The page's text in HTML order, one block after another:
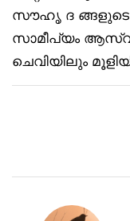
സൗഹൃ ദ ങ്ങളുടെ
സാമീപ്യം
ചെവിയിലും